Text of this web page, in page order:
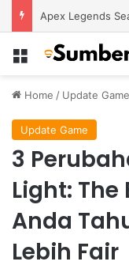
Menu
Home / Update Game
Update Game
3
Light:
Anda
Lebih Fair